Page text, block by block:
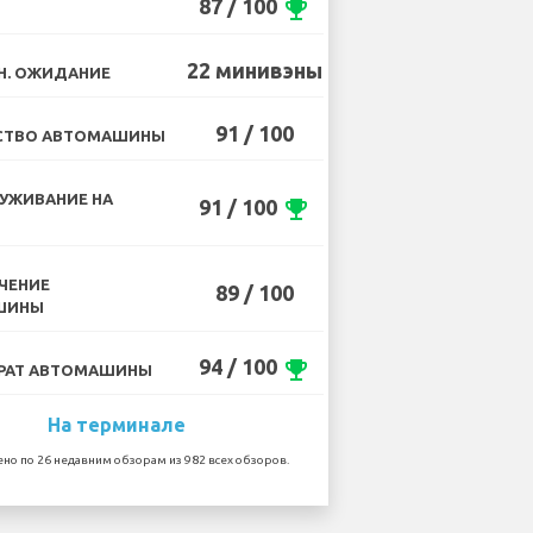
87 / 100 emoji_events
ОЖИДАНИЕ 22 минивэны
АВТОМАШИНЫ 91 / 100
НА
91 / 100 emoji_events
89 / 100
АВТОМАШИНЫ 94 / 100 emoji_events
На терминале
по 26 недавним обзорам из 982 всех обзоров.